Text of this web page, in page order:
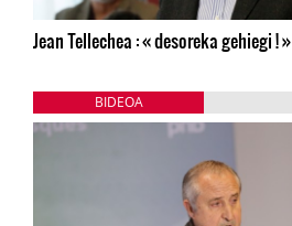
Jean Tellechea : « desoreka gehiegi ! »
BIDEOA